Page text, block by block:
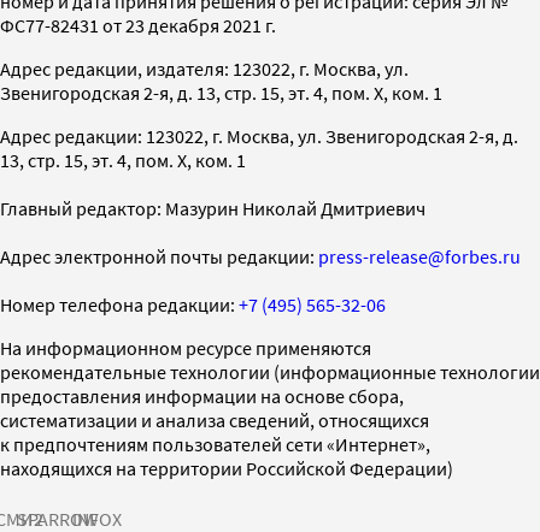
ФС77-82431 от 23 декабря 2021 г.
Адрес редакции, издателя: 123022, г. Москва, ул.
Звенигородская 2-я, д. 13, стр. 15, эт. 4, пом. X, ком. 1
Адрес редакции: 123022, г. Москва, ул. Звенигородская 2-я, д.
13, стр. 15, эт. 4, пом. X, ком. 1
Главный редактор: Мазурин Николай Дмитриевич
Адрес электронной почты редакции: press-release@forbes.ru
Номер телефона редакции: +7 (495) 565-32-06
На информационном ресурсе применяются
рекомендательные технологии (информационные технологии
предоставления информации на основе сбора,
систематизации и анализа сведений, относящихся
к предпочтениям пользователей сети «Интернет»,
находящихся на территории Российской Федерации)
SPARROWINFOX